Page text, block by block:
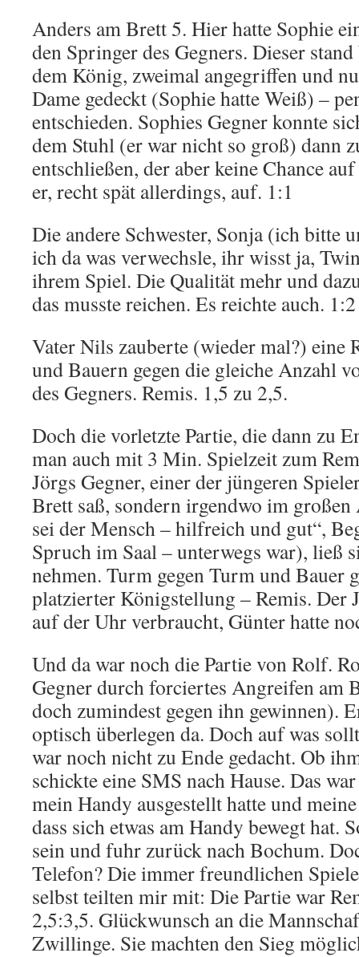
Anders am Brett 5. Hier hatte Sophie
den Springer des Gegners. Dieser
dem König, zweimal angegriffen und
Dame gedeckt (Sophie hatte Weiß) –
entschieden. Sophies Gegner konnte
dem Stuhl (er war nicht so groß) dann
entschließen, der aber keine Chance
er, recht spät allerdings, auf. 1:1
Die andere Schwester, Sonja (ich bitte
ich da was verwechsle, ihr wisst ja,
ihrem Spiel. Die Qualität mehr und
das musste reichen. Es reichte auch. 1:2
Vater Nils zauberte (wieder mal?) eine
und Bauern gegen die gleiche Anzahl
des Gegners. Remis. 1,5 zu 2,5.
Doch die vorletzte Partie, die dann zu
man auch mit 3 Min. Spielzeit zum
Jörgs Gegner, einer der jüngeren
Brett saß, sondern irgendwo im
sei der Mensch – hilfreich und gut“,
Spruch im Saal – unterwegs war), ließ
nehmen. Turm gegen Turm und Bauer
platzierter Königstellung – Remis. Der
auf der Uhr verbraucht, Günter hatte
Und da war noch die Partie von Rolf.
Gegner durch forciertes Angreifen am
doch zumindest gegen ihn gewinnen).
optisch überlegen da. Doch auf was
war noch nicht zu Ende gedacht. Ob
schickte eine SMS nach Hause. Das
mein Handy ausgestellt hatte und
dass sich etwas am Handy bewegt hat.
sein und fuhr zurück nach Bochum.
Telefon? Die immer freundlichen
selbst teilten mir mit: Die Partie war
2,5:3,5. Glückwunsch an die
Zwillinge. Sie machten den Sieg